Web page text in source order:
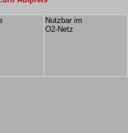
Nutzbar im
O2-Netz